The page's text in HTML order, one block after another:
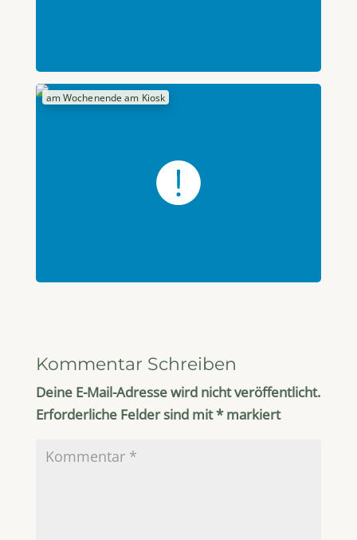
am Wochenende am Kiosk
Kommentar Schreiben
Deine E-Mail-Adresse wird nicht veröffentlicht.
Erforderliche Felder sind mit*markiert